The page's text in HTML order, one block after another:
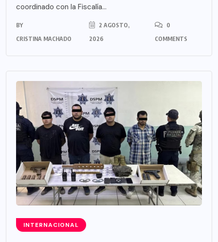
coordinado con la Fiscalía...
BY
CRISTINA MACHADO
2 AGOSTO,
2026
0
COMMENTS
INTERNACIONAL